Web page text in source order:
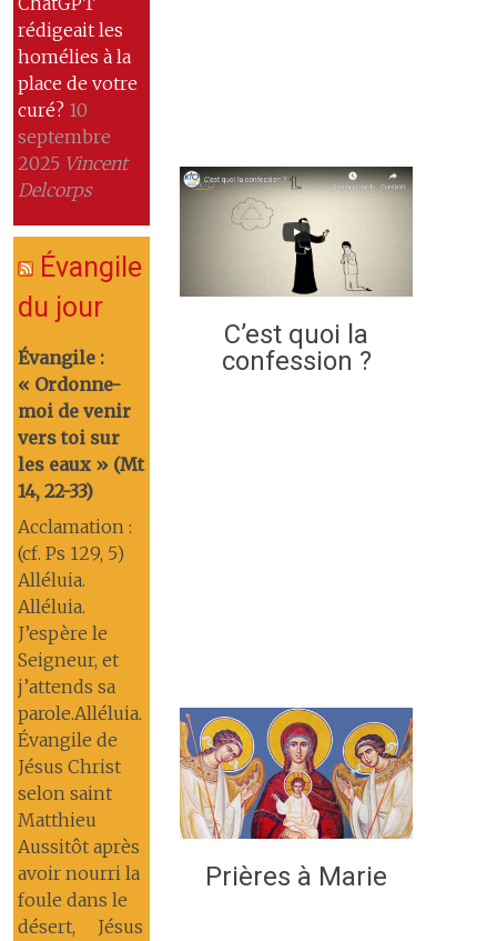
rédigeait les
homélies à la
place de votre
curé? 10
septembre
2025 Vincent
Delcorps
Évangile
du jour
Évangile :
« Ordonne-
moi de venir
vers toi sur
les eaux » (Mt
14, 22-33)
Acclamation :
(cf. Ps 129, 5)
Alléluia.
Alléluia.
J’espère le
Seigneur, et
j’attends sa
parole.Alléluia.
Évangile de
Jésus Christ
selon saint
Matthieu
Aussitôt après
avoir nourri la
foule dans le
désert, Jésus
C’est quoi la
confession ?
Prières à Marie